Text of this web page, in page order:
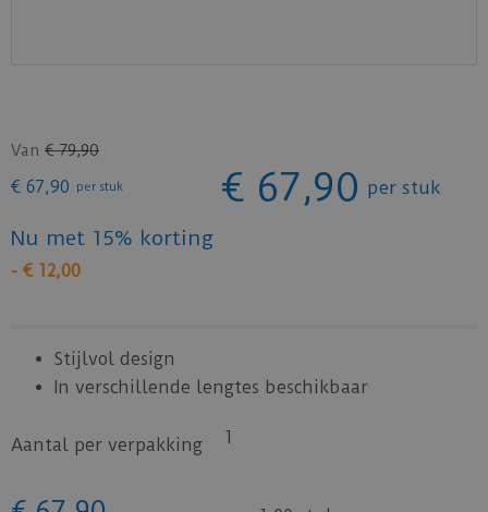
Van € 79,90
€ 67,90 per stuk € 67,90 per stuk
Nu met 15% korting
- € 12,00
Stijlvol design
In verschillende lengtes beschikbaar
Aantal per verpakking 1